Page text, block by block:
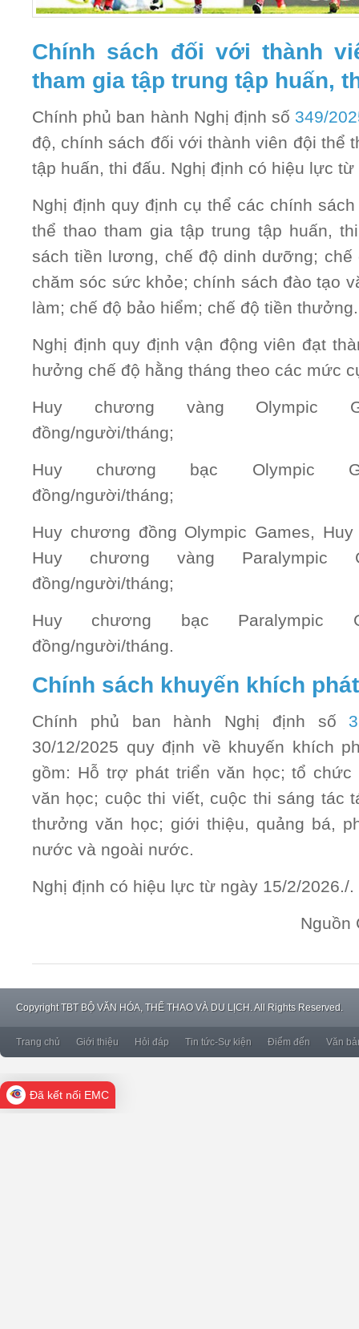
Chính sách đối với thành
tham gia tập trung tập huấn,
Chính phủ ban hành Nghị định số 349/
độ, chính sách đối với thành viên đội thể
tập huấn, thi đấu. Nghị định có hiệu lực
Nghị định quy định cụ thể các chính
thể thao tham gia tập trung tập huấn,
sách tiền lương, chế độ dinh dưỡng; chế
chăm sóc sức khỏe; chính sách đào tạo
làm; chế độ bảo hiểm; chế độ tiền thưởng.
Nghị định quy định vận động viên đạt
hưởng chế độ hằng tháng theo các mức
Huy chương vàng Olympic
đồng/người/tháng;
Huy chương bạc Olympic
đồng/người/tháng;
Huy chương đồng Olympic Games,
Huy chương vàng Paralympic
đồng/người/tháng;
Huy chương bạc Paralympic
đồng/người/tháng.
Chính sách khuyến khích
Chính phủ ban hành Nghị định số
30/12/2025 quy định về khuyến khích
gồm: Hỗ trợ phát triển văn học; tổ
văn học; cuộc thi viết, cuộc thi sáng tác
thưởng văn học; giới thiệu, quảng bá,
nước và ngoài nước.
Nghị định có hiệu lực từ ngày 15/2/2026./.
Nguồn
CopyrightTBT BỘ VĂN HÓA, THỂ THAO VÀ DU LỊCH. All Rights Reserved.
Trang chủ Giới thiệu Hỏi đáp Tin tức-Sự kiện Điểm đến Văn
Đã kết nối EMC